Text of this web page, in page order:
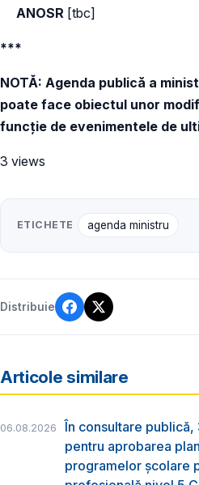
ANOSR [tbc]
***
NOTĂ: Agenda publică a
poate face obiectul unor
funcție de evenimentele de
3 views
ETICHETE agenda ministru
Distribuie
Articole similare
06.08.2026
În consultare
pentru aprobarea
programelor școlare